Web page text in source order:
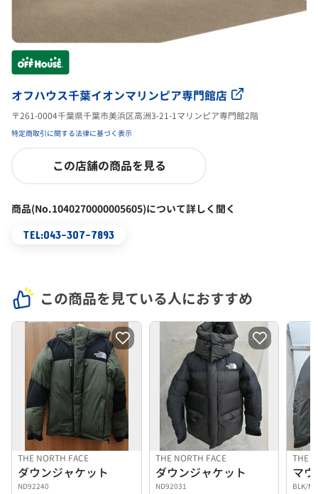
オフハウス千葉イオンマリンピア専門館店
〒261-0004千葉県千葉市美浜区高洲3-21-1マリンピア専門館2階
特定商取引に関する法律に基づく表示
この店舗の商品を見る
商品(No.1040270000005605)について詳しく聞く
TEL:043-307-7893
この商品を見ている人におすすめ
THE NORTH FACE
ダウンジャケット
ND92240
THE NORTH FACE
ダウンジャケット
ND92031
THE
BLK/M